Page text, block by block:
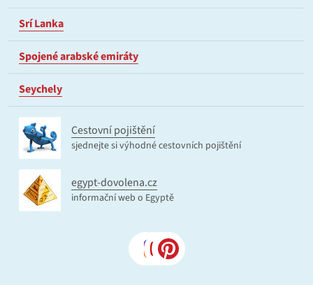
Srí Lanka
Spojené arabské emiráty
Seychely
Cestovní pojištění
sjednejte si výhodné cestovních pojištění
egypt-dovolena.cz
informační web o Egyptě